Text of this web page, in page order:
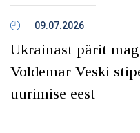
09.07.2026
Ukrainast pärit
Voldemar Veski
uurimise eest